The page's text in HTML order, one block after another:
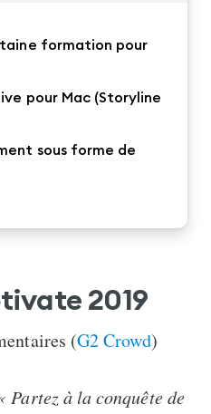
formation pour
pour Mac (Storyline
sous forme de
2019
(G2 Crowd)
Partez à la conquête de